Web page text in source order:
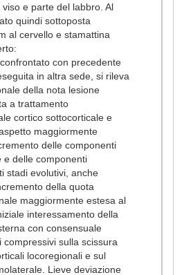
e parte del labbro. Al
quindi sottoposta
al cervello e stamattina
con precedente
in altra sede, si rileva
della nota lesione
a trattamento
cortico sottocorticale e
maggiormente
delle componenti
e delle componenti
stadi evolutivi, anche
della quota
maggiormente estesa al
interessamento della
con consensuale
sulla scissura
locoregionali e sul
Lieve deviazione